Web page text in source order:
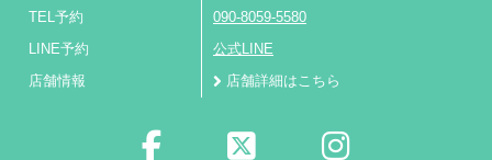
TEL予約 090-8059-5580
LINE予約 公式LINE
店舗情報 店舗詳細はこちら